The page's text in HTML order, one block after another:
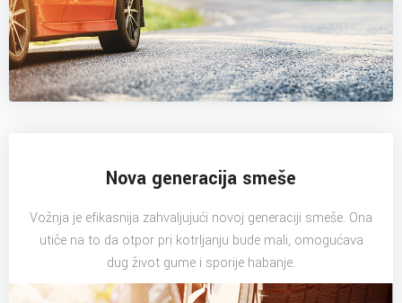
Nova generacija smeše
Vožnja je efikasnija zahvaljujući novoj generaciji smeše. Ona
utiče na to da otpor pri kotrljanju bude mali, omogućava
dug život gume i sporije habanje.